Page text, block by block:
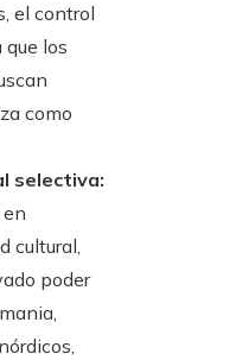
el control
los
como
selectiva:
cultural,
poder